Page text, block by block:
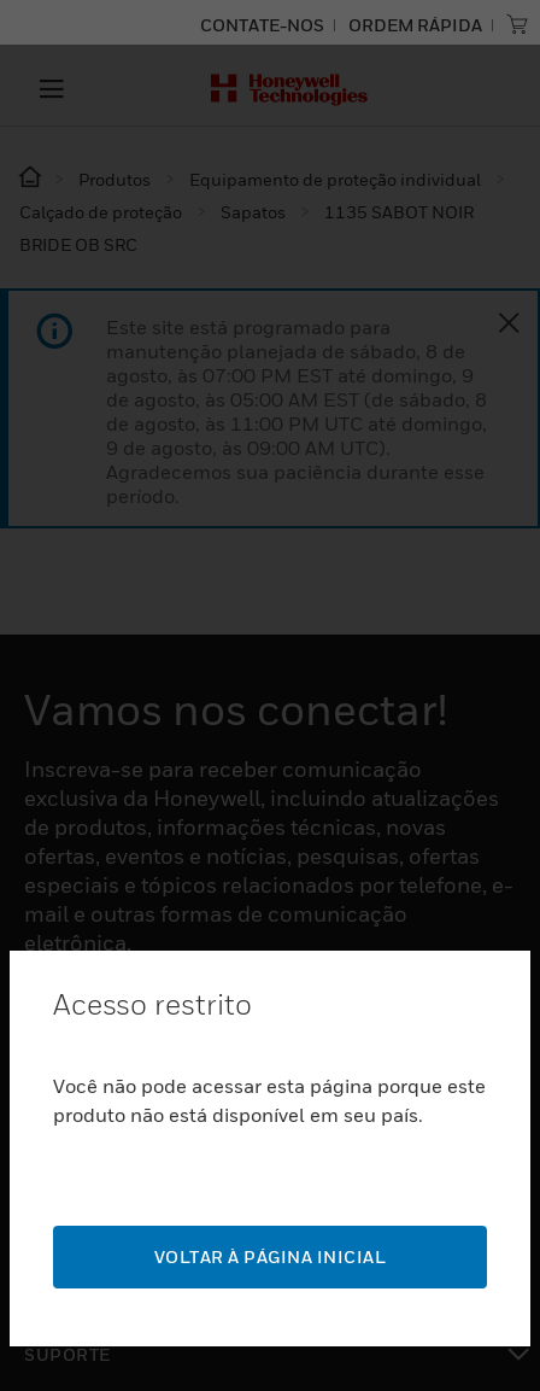
CONTATE-NOS ORDEM RÁPIDA
Produtos
Equipamento de proteção individual
Calçado de proteção
Sapatos
1135 SABOT NOIR
BRIDE OB SRC
Este site está programado para
manutenção planejada de sábado, 8 de
agosto, às 07:00 PM EST até domingo, 9
de agosto, às 05:00 AM EST (de sábado, 8
de agosto, às 11:00 PM UTC até domingo,
9 de agosto, às 09:00 AM UTC).
Agradecemos sua paciência durante esse
período.
Vamos nos conectar!
Inscreva-se para receber comunicação
exclusiva da Honeywell, incluindo atualizações
de produtos, informações técnicas, novas
ofertas, eventos e notícias, pesquisas, ofertas
especiais e tópicos relacionados por telefone, e-
mail e outras formas de comunicação
eletrônica.
ASSINAR
PRODUTOS
SERVIÇOS
INDUSTRIAS
SUPORTE
Acesso restrito
Você não pode acessar esta página porque este
produto não está disponível em seu país.
VOLTAR À PÁGINA INICIAL